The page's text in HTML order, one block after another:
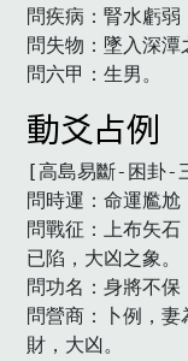
問疾病：腎水虧弱
問失物：墜入深潭
問六甲：生男。
動爻占例
[高島易斷-困卦-
問時運：命運尷尬
問戰征：上布矢
已陷，大凶之象。
問功名：身將不保
問營商：卜例，
財，大凶。